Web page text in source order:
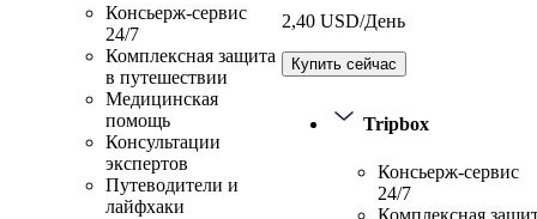
Консьерж-сервис
24/7
Комплексная защита
в путешествии
Медицинская
помощь
Консультации
экспертов
Путеводители и
лайфхаки
2,40 USD/День
Купить сейчас
Tripbox
Консьерж-сервис
24/7
Комплексная